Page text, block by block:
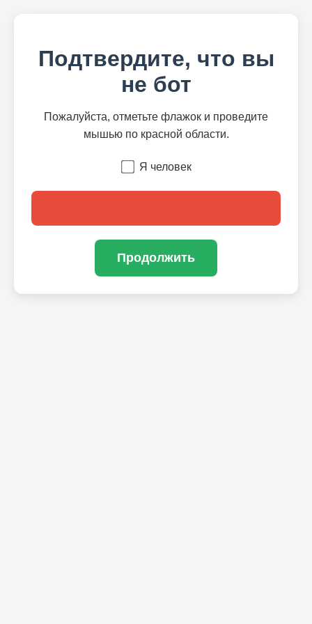
Подтвердите, что вы
не бот
Пожалуйста, отметьте флажок и проведите
мышью по красной области.
Я человек
Продолжить